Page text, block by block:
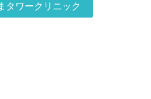
タワークリニック